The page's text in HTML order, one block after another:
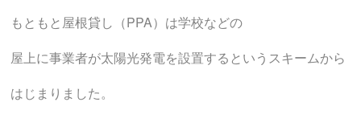
もともと屋根貸し（PPA）は学校などの
屋上に事業者が太陽光発電を設置するというスキームから
はじまりました。